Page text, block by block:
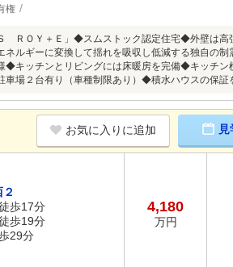
権
ＲＯＹ＋Ｅ」◆スムストック認定住宅◆外壁は高
ルギーに変換して揺れを吸収し低減する独自の
◆キッチンとリビングには床暖房を完備◆キッチ
場２台有り（車種制限あり）◆積水ハウスの保証
お気に入りに追加
歩17分
歩19分
29分
4,180
万円